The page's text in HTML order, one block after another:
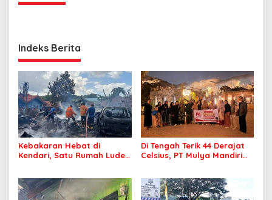
Indeks Berita
Kebakaran Hebat di
Kendari, Satu Rumah Ludes
Di Tengah Terik 44 Derajat
Celsius, PT Mulya Mandiri
Nyaman Beribadah